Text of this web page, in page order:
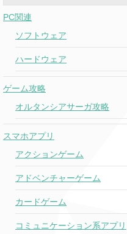
PC関連
ソフトウェア
ハードウェア
ゲーム攻略
オルタンシアサーガ攻略
スマホアプリ
アクションゲーム
アドベンチャーゲーム
カードゲーム
コミュニケーション系アプリ